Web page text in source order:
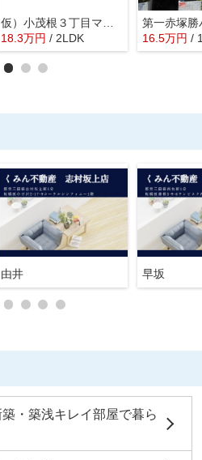
18.3万円 / 2LDK
第一赤塚勝
16.5万円 /
由井 早坂
・築浅キレイ部屋で暮ら